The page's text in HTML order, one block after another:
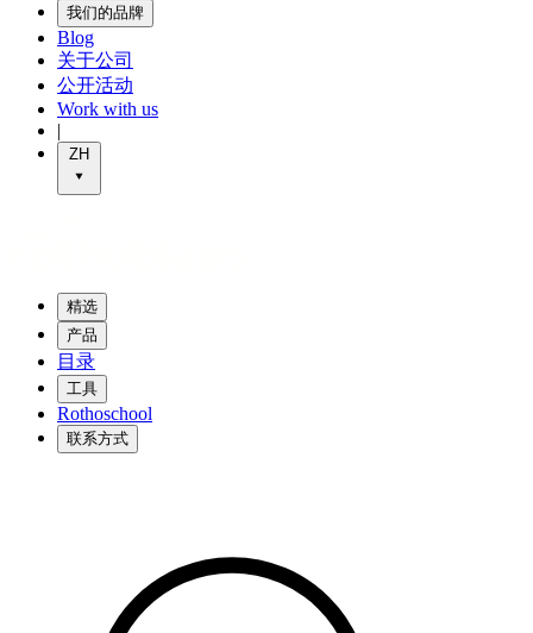
我们的品牌
Blog
关于公司
公开活动
Work with us
|
ZH
精选
产品
目录
工具
Rothoschool
联系方式